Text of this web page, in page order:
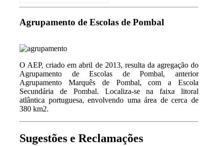
Link
Agrupamento de Escolas de Pombal
O AEP, criado em abril de 2013, resulta da agregação do
Agrupamento de Escolas de Pombal, anterior
Agrupamento Marquês de Pombal, com a Escola
Secundária de Pombal. Localiza-se na faixa litoral
atlântica portuguesa, envolvendo uma área de cerca de
380 km2.
Sugestões e Reclamações